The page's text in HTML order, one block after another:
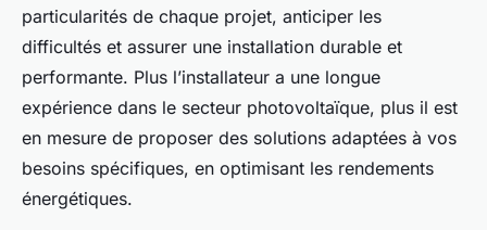
particularités de chaque projet, anticiper les
difficultés et assurer une installation durable et
performante. Plus l’installateur a une longue
expérience dans le secteur photovoltaïque, plus il est
en mesure de proposer des solutions adaptées à vos
besoins spécifiques, en optimisant les rendements
énergétiques.